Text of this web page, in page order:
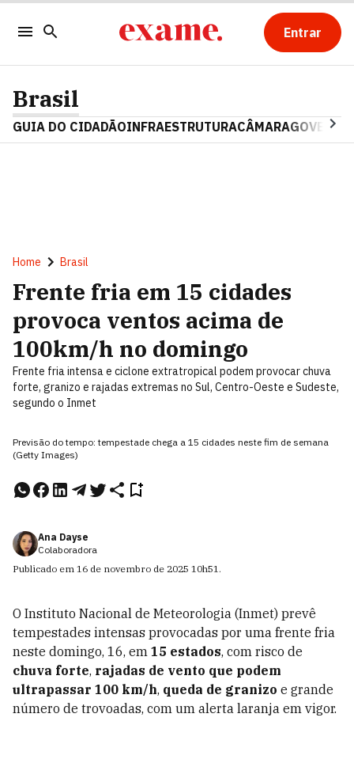
Entrar
Brasil
GUIA DO CIDADÃOINFRAESTRUTURACÂMARAGOVERNO
Home Brasil
Frente fria em 15 cidades
provoca ventos acima de
100km/h no domingo
Frente fria intensa e ciclone extratropical podem provocar chuva
forte, granizo e rajadas extremas no Sul, Centro-Oeste e Sudeste,
segundo o Inmet
Previsão do tempo: tempestade chega a 15 cidades neste fim de semana
(Getty Images)
Ana Dayse
Colaboradora
Publicado em 16 de novembro de 2025 10h51.
O Instituto Nacional de Meteorologia (Inmet) prevê
tempestades intensas provocadas por uma frente fria
neste domingo, 16, em 15 estados, com risco de
chuva forte, rajadas de vento que podem
ultrapassar 100 km/h, queda de granizo e grande
número de trovoadas, com um alerta laranja em vigor.